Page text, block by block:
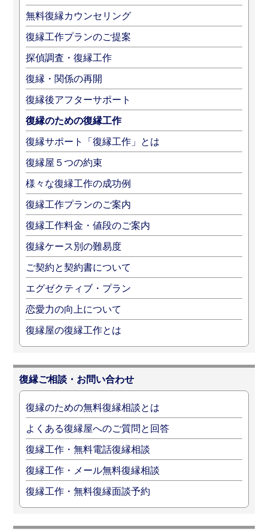
無料復縁カウンセリング
復縁工作プランのご提案
探偵調査・復縁工作
復縁・関係の再開
復縁後アフターサポート
復縁のための復縁工作
復縁サポート「復縁工作」とは
復縁屋５つの約束
様々な復縁工作の成功例
復縁工作プランのご案内
復縁工作料金・値段のご案内
復縁ケース別の難易度
ご契約と契約書について
エグゼクティブ・プラン
恋愛力の向上について
復縁屋の復縁工作とは
復縁ご相談・お問い合わせ
復縁のための無料復縁相談とは
よくある復縁屋へのご質問と回答
復縁工作・無料電話復縁相談
復縁工作・メール無料復縁相談
復縁工作・無料復縁面談予約